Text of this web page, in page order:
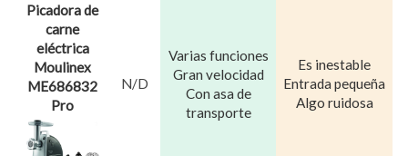
Picadora de
carne
eléctrica
Moulinex
ME686832
Pro
N/D
Varias funciones
Gran velocidad
Con asa de
transporte
Es inestable
Entrada pequeña
Algo ruidosa